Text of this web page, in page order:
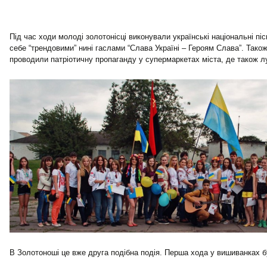
Під час ходи молоді золотонісці виконували українські національні
себе “трендовими” нині гаслами “Слава Україні – Героям Слава”.
проводили патріотичну пропаганду у супермаркетах міста, де також
В Золотоноші це вже друга подібна подія. Перша хода у вишиванках